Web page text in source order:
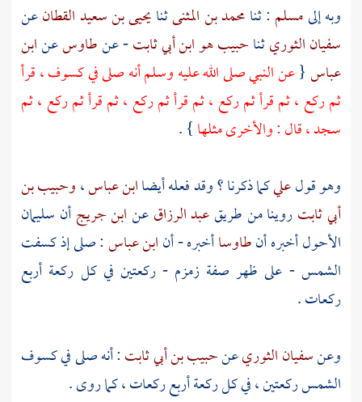
وبه إلىمسلم : ثنامحمد بن المثنىثنايحيى بن سعيد القطانعن
سفيان الثوريثناحبيب هو ابن أبي ثابت- عنطاوسعنابن
عباس{عن النبي صلى الله عليه وسلم أنه صلى في كسوف ، قرأ
ثم ركع ، ثم قرأ ثم ركع ، ثم قرأ ثم ركع ، ثم قرأ ثم ركع ، ثم
سجد ، قال : والأخرى مثلها} .
وهو قولعليكما ذكرنا ؟ وقد فعله أيضاابن عباس،وحبيب بن
أبي ثابتروينا من طريقعبد الرزاقعنابن جريجأن سليمان
الأحولأخبره أنطاوساأخبره - أنابن عباس: صلى إذ كسفت
الشمس - على ظهر صفة زمزم- ركعتين في كل ركعة أربع
ركعات .
وعنسفيان الثوريعنحبيب بن أبي ثابت: أنه صلى في كسوف
الشمس ركعتين ، في كل ركعة أربع ركعات ، كما روى .